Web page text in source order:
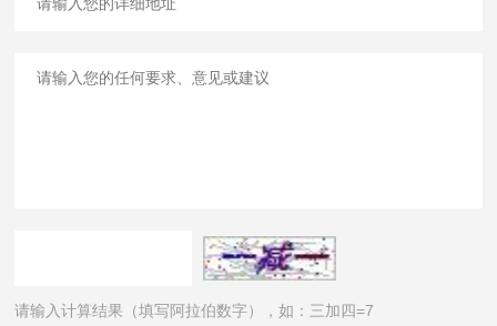
请输入计算结果（填写阿拉伯数字），如：三加四=7